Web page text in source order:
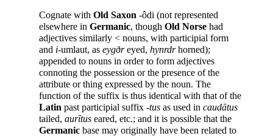
Cognate with Old Saxon -ôdi (not represented
elsewhere in Germanic, though Old Norse had
adjectives similarly < nouns, with participial form
and i-umlaut, as eygðreyed, hynrdrhorned);
appended to nouns in order to form adjectives
connoting the possession or the presence of the
attribute or thing expressed by the noun. The
function of the suffix is thus identical with that of the
Latin past participial suffix -tus as used in caudātus
tailed, aurītus eared, etc.; and it is possible that the
Germanic base may originally have been related to